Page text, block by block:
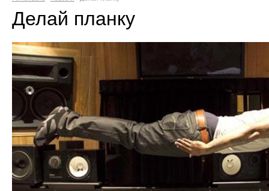
Делай планку